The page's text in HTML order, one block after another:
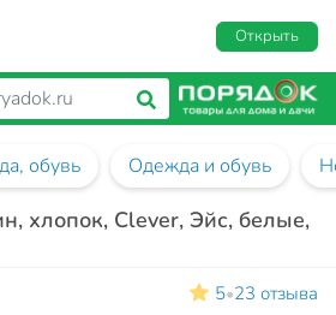
Открыть
обувь Одежда и обувь
хлопок, Clever, Эйс, белые,
5•23 отзыва